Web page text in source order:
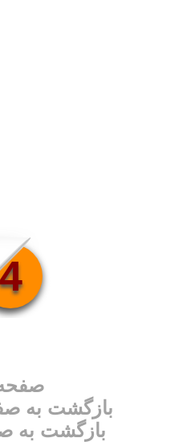
بازگشت به
بازگشت به